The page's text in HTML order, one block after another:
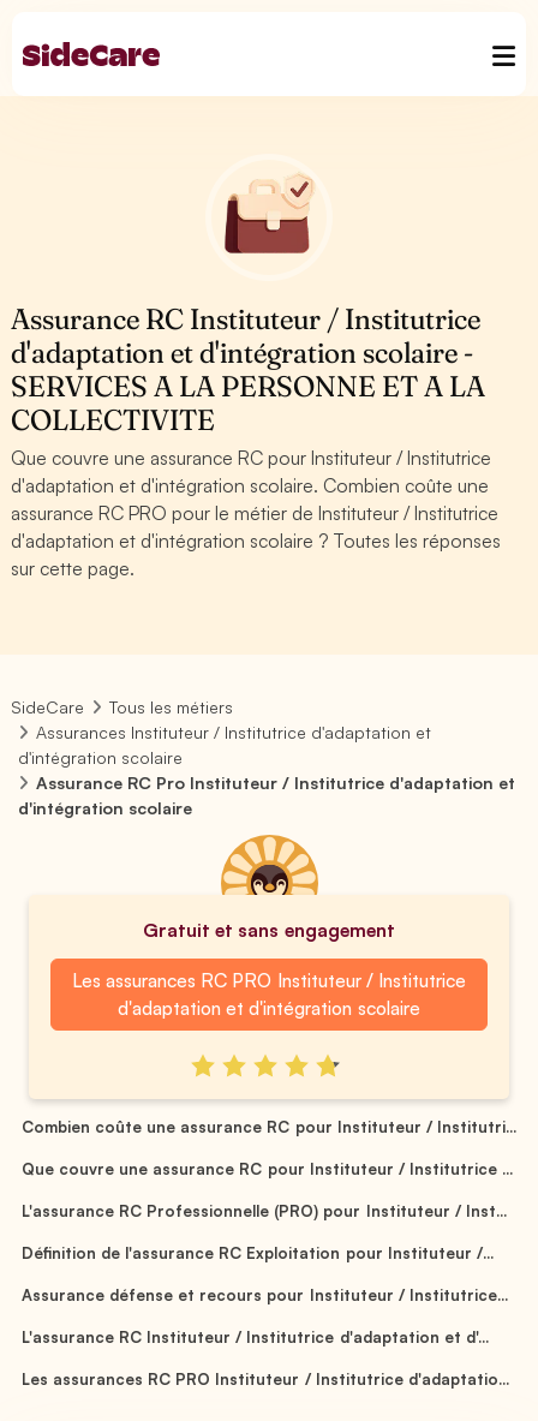
Assurance RC Instituteur / Institutrice
d'adaptation et d'intégration scolaire -
SERVICES A LA PERSONNE ET A LA
COLLECTIVITE
Que couvre une assurance RC pour Instituteur / Institutrice
d'adaptation et d'intégration scolaire. Combien coûte une
assurance RC PRO pour le métier de Instituteur / Institutrice
d'adaptation et d'intégration scolaire ? Toutes les réponses
sur cette page.
SideCare
Tous les métiers
Assurances Instituteur / Institutrice d'adaptation et
d'intégration scolaire
Assurance RC Pro Instituteur / Institutrice d'adaptation et
d'intégration scolaire
Gratuit et sans engagement
Les assurances RC PRO Instituteur / Institutrice
d'adaptation et d'intégration scolaire
Combien coûte une assurance RC pour Instituteur / Institutri...
Que couvre une assurance RC pour Instituteur / Institutrice ...
L'assurance RC Professionnelle (PRO) pour Instituteur / Inst...
Définition de l'assurance RC Exploitation pour Instituteur /...
Assurance défense et recours pour Instituteur / Institutrice...
L'assurance RC Instituteur / Institutrice d'adaptation et d'...
Les assurances RC PRO Instituteur / Institutrice d'adaptatio...